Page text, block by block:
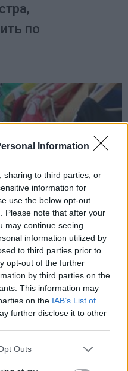
Information
sharing to third parties, or
information for
use the below opt-out
Please note that after your
may continue seeing
information utilized by
to third parties prior to
opt-out of the further
by third parties on the
This information may
on the IAB’s List of
further disclose it to other
Outs
по
2026-05-18 21:34
на одежду
за 10 лет